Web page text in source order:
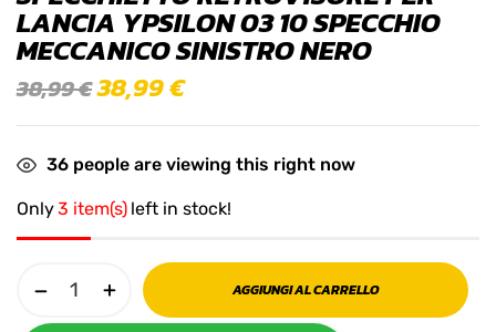
LANCIA YPSILON 03 10 SPECCHIO
MECCANICO SINISTRO NERO
38,99€38,99€
36 people are viewing this right now
Only3 item(s) left in stock!
AGGIUNGI AL CARRELLO